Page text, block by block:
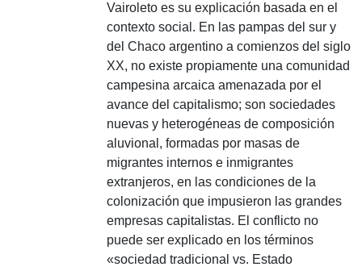
Vairoleto es su explicación basada en el
contexto social. En las pampas del sur y
del Chaco argentino a comienzos del siglo
XX, no existe propiamente una comunidad
campesina arcaica amenazada por el
avance del capitalismo; son sociedades
nuevas y heterogéneas de composición
aluvional, formadas por masas de
migrantes internos e inmigrantes
extranjeros, en las condiciones de la
colonización que impusieron las grandes
empresas capitalistas. El conflicto no
puede ser explicado en los términos
«sociedad tradicional vs. Estado